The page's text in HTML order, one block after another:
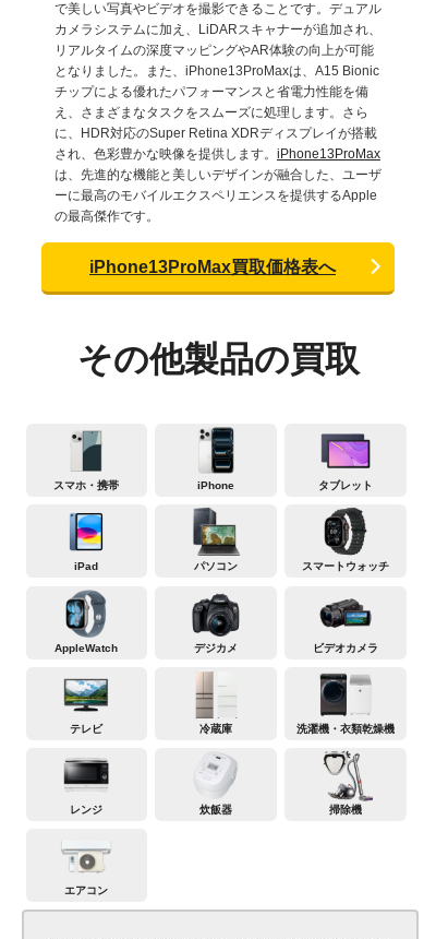
で美しい写真やビデオを撮影できることです。デュアル
カメラシステムに加え、LiDARスキャナーが追加され、
リアルタイムの深度マッピングやAR体験の向上が可能
となりました。また、iPhone13ProMaxは、A15 Bionic
チップによる優れたパフォーマンスと省電力性能を備
え、さまざまなタスクをスムーズに処理します。さら
に、HDR対応のSuper Retina XDRディスプレイが搭載
され、色彩豊かな映像を提供します。 iPhone13ProMax
は、先進的な機能と美しいデザインが融合した、ユーザ
ーに最高のモバイルエクスペリエンスを提供するApple
の最高傑作です。
iPhone13ProMax買取価格表へ
その他製品の買取
スマホ・携帯 iPhone タブレット
iPad パソコン スマートウォッチ
AppleWatch デジカメ ビデオカメラ
テレビ 冷蔵庫 洗濯機・衣類乾燥機
レンジ 炊飯器 掃除機
エアコン